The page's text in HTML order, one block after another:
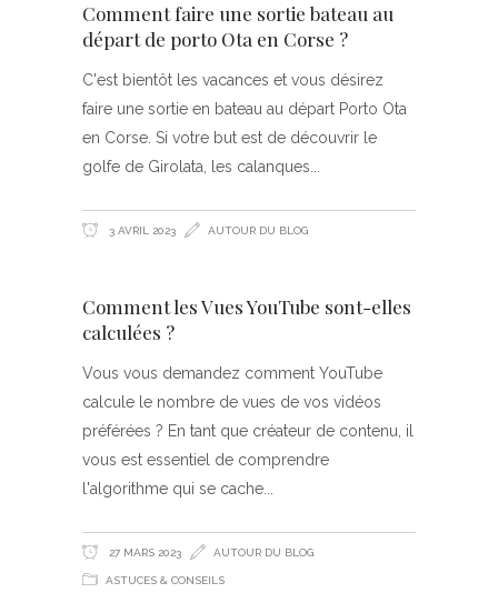
Comment faire une sortie bateau au
départ de porto Ota en Corse ?
C'est bientôt les vacances et vous désirez
faire une sortie en bateau au départ Porto Ota
en Corse. Si votre but est de découvrir le
golfe de Girolata, les calanques
3 AVRIL 2023 AUTOUR DU BLOG
Comment les Vues YouTube sont-elles
calculées ?
Vous vous demandez comment YouTube
calcule le nombre de vues de vos vidéos
préférées ? En tant que créateur de contenu, il
vous est essentiel de comprendre
l'algorithme qui se cache
27 MARS 2023 AUTOUR DU BLOG
ASTUCES & CONSEILS